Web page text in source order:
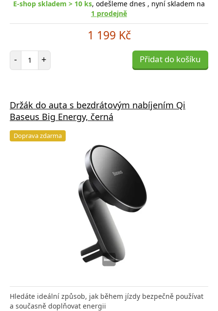
E-shop skladem > 10 ks, odešleme dnes , nyní skladem na
1 prodejně
1 199 Kč
- Počet položek
+ Přidat do košíku
Držák do auta s bezdrátovým nabíjením Qi
Baseus Big Energy, černá
Doprava zdarma
Hledáte ideální způsob, jak během jízdy bezpečně používat
a současně doplňovat energii